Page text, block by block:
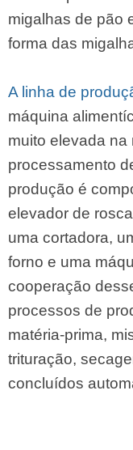
migalhas de pão
forma das
A linha de
máquina
muito elevada na
processamento
produção é
elevador de
uma cortadora,
forno e uma
cooperação
processos de
matéria-prima,
trituração,
concluídos